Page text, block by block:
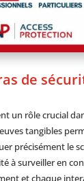
de
un rôle crucial
tangibles
précisément le
à surveiller en
et chaque